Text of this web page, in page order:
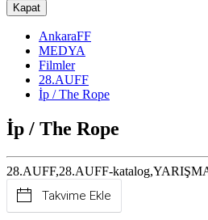
Kapat
AnkaraFF
MEDYA
Filmler
28.AUFF
İp / The Rope
İp / The Rope
28.AUFF,28.AUFF-
Takvime Ekle